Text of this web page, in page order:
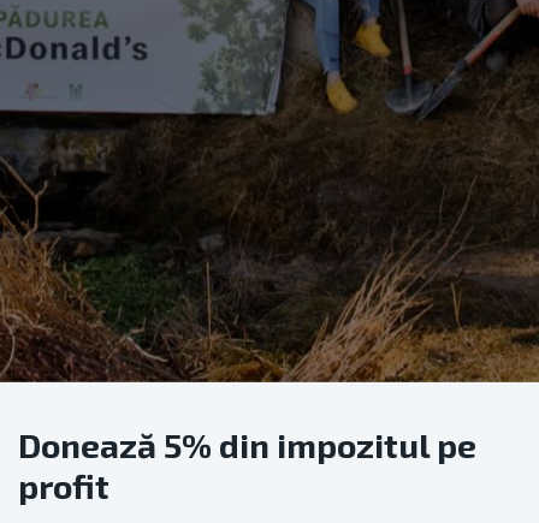
Donează 5% din impozitul pe
profit